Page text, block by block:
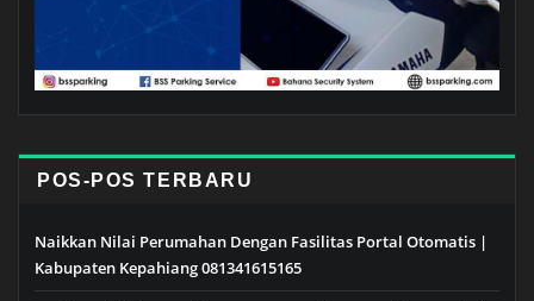
POS-POS TERBARU
Naikkan Nilai Perumahan Dengan Fasilitas Portal Otomatis |
Kabupaten Kepahiang 081341615165